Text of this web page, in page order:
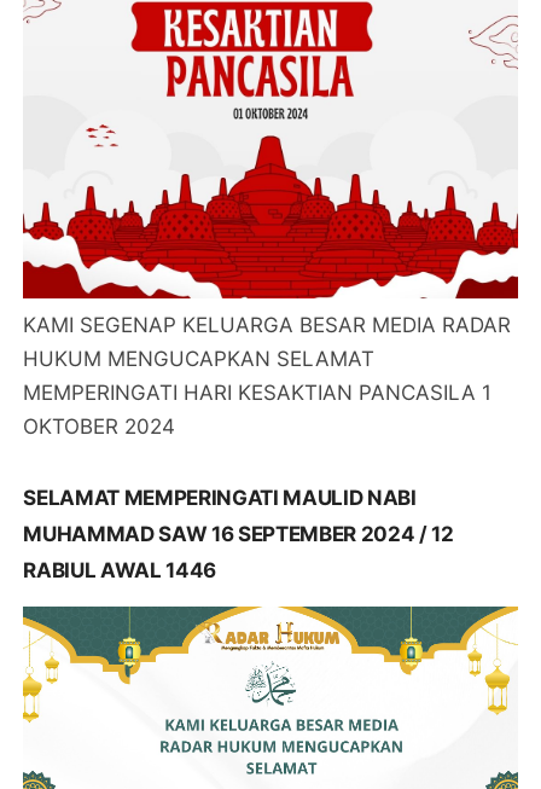
KAMI SEGENAP KELUARGA BESAR MEDIA RADAR
HUKUM MENGUCAPKAN SELAMAT
MEMPERINGATI HARI KESAKTIAN PANCASILA 1
OKTOBER 2024
SELAMAT MEMPERINGATI MAULID NABI
MUHAMMAD SAW 16 SEPTEMBER 2024 / 12
RABIUL AWAL 1446